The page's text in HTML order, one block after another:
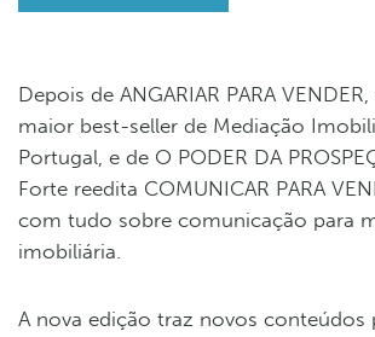
Depois de ANGARIAR PARA
maior best-seller de Mediação
Portugal, e de O PODER DA
Forte reedita COMUNICAR PARA
com tudo sobre comunicação para
imobiliária.
A nova edição traz novos conteúdos